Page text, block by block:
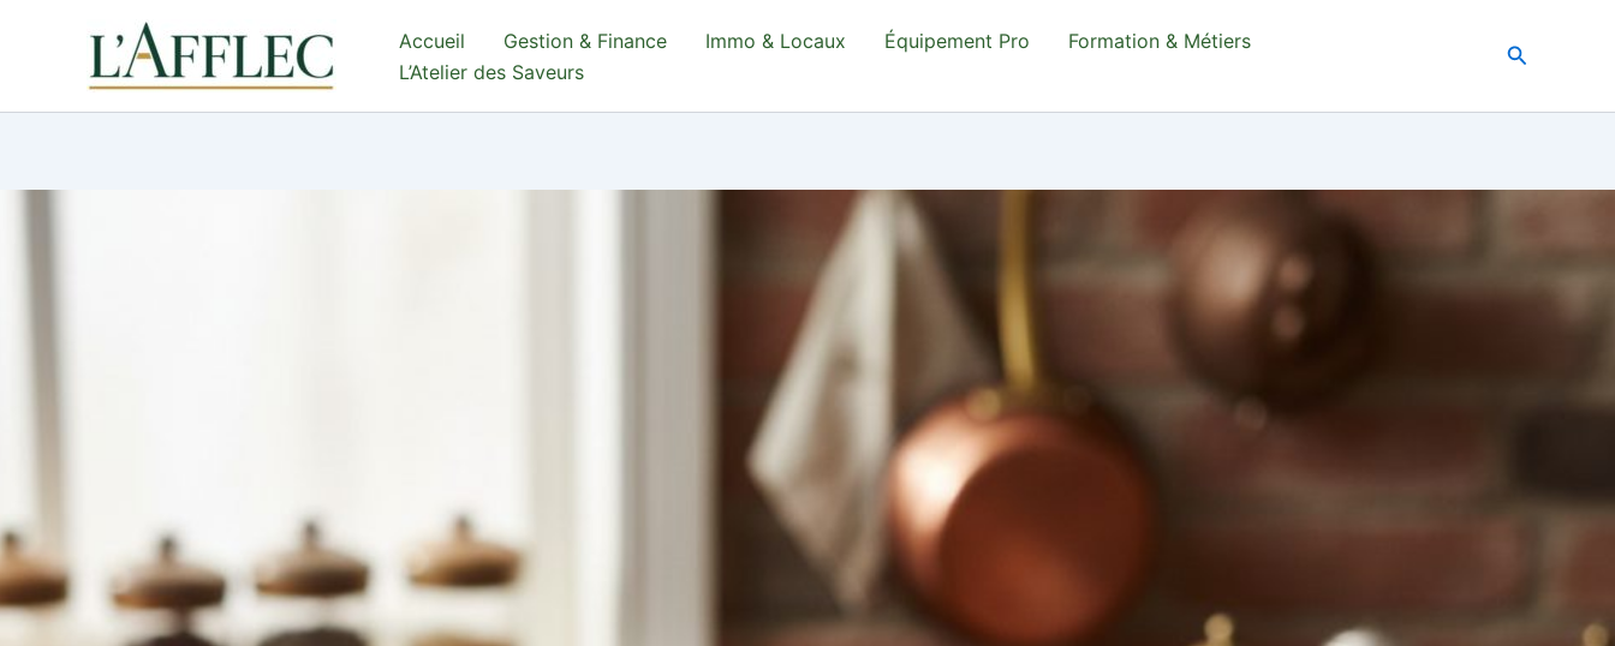
Accueil Gestion & Finance Immo & Locaux Équipement Pro
Formation & Métiers
L’Atelier des Saveurs